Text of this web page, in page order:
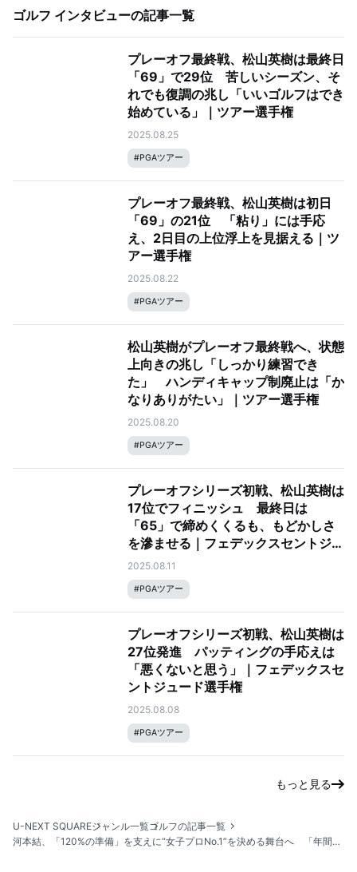
ゴルフ インタビューの記事一覧
プレーオフ最終戦、松山英樹は最終日
「69」で29位 苦しいシーズン、そ
れでも復調の兆し「いいゴルフはでき
始めている」｜ツアー選手権
2025.08.25
#PGAツアー
プレーオフ最終戦、松山英樹は初日
「69」の21位 「粘り」には手応
え、2日目の上位浮上を見据える｜ツ
アー選手権
2025.08.22
#PGAツアー
松山英樹がプレーオフ最終戦へ、状態
上向きの兆し「しっかり練習でき
た」 ハンディキャップ制廃止は「か
なりありがたい」｜ツアー選手権
2025.08.20
#PGAツアー
プレーオフシリーズ初戦、松山英樹は
17位でフィニッシュ 最終日は
「65」で締めくくるも、もどかしさ
を滲ませる｜フェデックスセントジュ
ード選手権
2025.08.11
#PGAツアー
プレーオフシリーズ初戦、松山英樹は
27位発進 パッティングの手応えは
「悪くないと思う」｜フェデックスセ
ントジュード選手権
2025.08.08
#PGAツアー
もっと見る
U-NEXT SQUAREジャンル一覧ゴルフの記事一覧
河本結、「120%の準備」を支えに“女子プロNo.1”を決める舞台へ 「年間女王になる。そう信じてプレーしている」｜ソニー 日本女子プロゴルフ選手権大会